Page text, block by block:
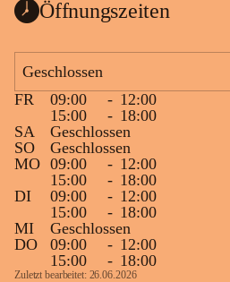
Öffnungszeiten
Geschlossen
FR
09:00 - 12:00
15:00
- 18:00
SA
Geschlossen
SO
Geschlossen
MO 09:00 - 12:00
15:00
- 18:00
DI
09:00 - 12:00
15:00
- 18:00
MI
Geschlossen
DO
09:00 - 12:00
15:00
- 18:00
Zuletzt bearbeitet: 26.06.2026